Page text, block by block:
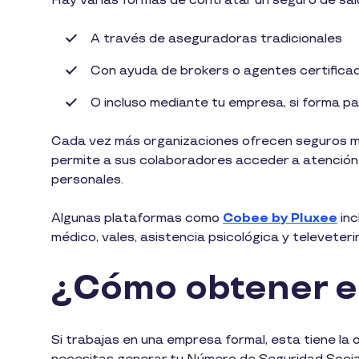
A través de aseguradoras tradicionales
Con ayuda de brokers o agentes
O incluso mediante tu empresa, si forma
Cada vez más organizaciones ofrecen seguros
permite a sus colaboradores acceder a
personales.
Algunas plataformas como Cobee by Pluxee
médico, vales, asistencia psicológica y
¿Cómo obtener
Si trabajas en una empresa formal, esta tiene la